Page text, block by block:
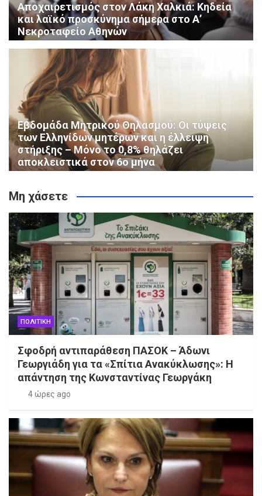
Αποχαιρετισμός στον Λάκη Χαλκιά: Κηδεία
και λαϊκό προσκύνημα σήμερα στο Α’
Νεκροταφείο Αθηνών
Εβδομάδα Μητρικού Θηλασμού: Οι τύψεις
των Ελληνίδων μητέρων και η έλλειψη
στήριξης – Μόνο το 0,8% θηλάζει
αποκλειστικά στον 6ο μήνα
Μη χάσετε
ΠΟΛΙΤΙΚΗ
Σφοδρή αντιπαράθεση ΠΑΣΟΚ – Άδωνι
Γεωργιάδη για τα «Σπίτια Ανακύκλωσης»: Η
απάντηση της Κωνσταντίνας Γεωργάκη
4 ώρες ago